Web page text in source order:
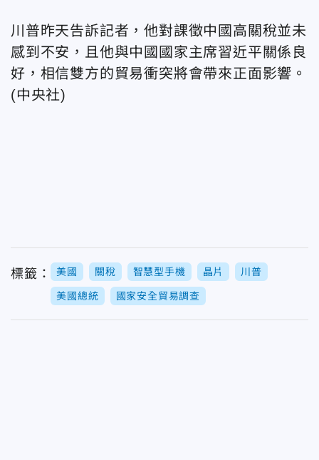
川普昨天告訴記者，他對課徵中國高關稅並未
感到不安，且他與中國國家主席習近平關係良
好，相信雙方的貿易衝突將會帶來正面影響。
(中央社)
標籤： 美國 關稅 智慧型手機 晶片 川普
美國總統 國家安全貿易調查